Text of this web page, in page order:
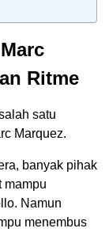
Ritme
satu
Marquez.
banyak pihak
mampu
Namun
menembus